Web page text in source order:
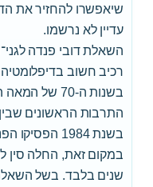
שיאפשרו להחזיר את
עדיין לא נרשמו.
השאלת דובי פנדה
רכיב חשוב
התרבות הראשונים
בשנת 1984
שנים בלבד. בשל